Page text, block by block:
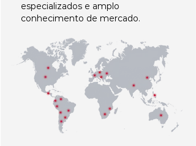
especializados e amplo
conhecimento de mercado.